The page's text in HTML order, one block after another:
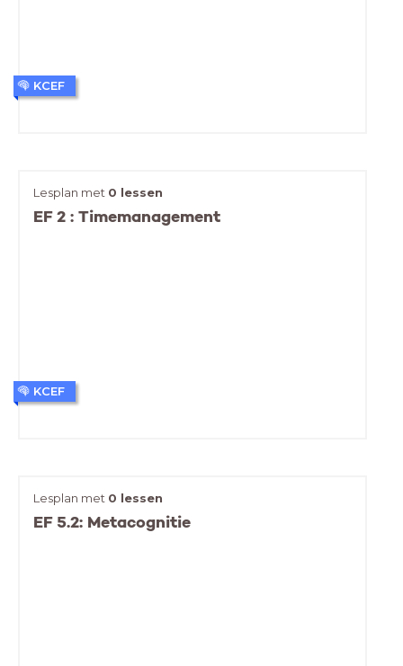
KCEF
Lesplan met 0 lessen
EF 2 : Timemanagement
KCEF
Lesplan met 0 lessen
EF 5.2: Metacognitie